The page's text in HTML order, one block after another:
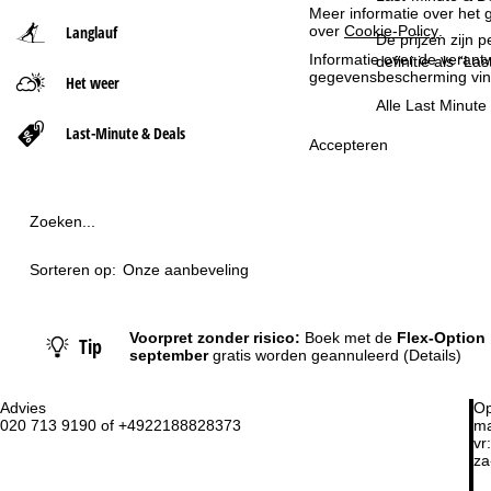
Meer informatie over het
over Cookie-Policy
Informatie over de
gegevensbescherming
Accepteren
Advies
020 713 9190 of +4922188828373
vr:
Langlauf
Het weer
Last-Minute & Deals
t
p
De prijzen zijn
definitie als
Alle Last
Zoeken...
Sorteren op: Onze aanbeveling
Tip Voorpret zonder risico: Boek met de Flex-Option
septembergratis worden geannuleerd (Details)